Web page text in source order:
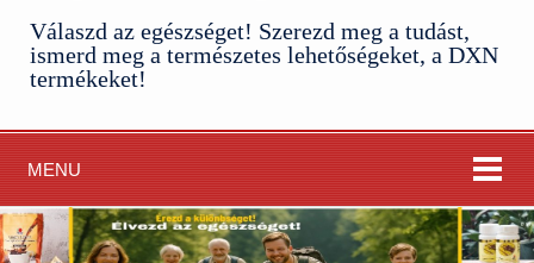
Válaszd az egészséget! Szerezd meg a tudást,
ismerd meg a természetes lehetőségeket, a DXN
termékeket!
MENU